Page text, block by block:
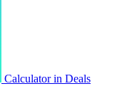
Calculator in Deals